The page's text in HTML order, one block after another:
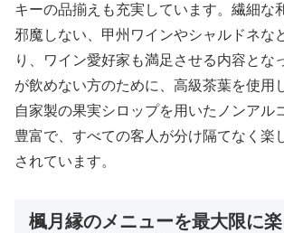
キーの品揃えも充実しています。繊細な
邪魔しない、甲州ワインやシャルドネな
り、ワイン愛好家も満足させる内容とな
が飲めない方のために、高級茶葉を使用
自家製の果実シロップを用いたノンアル
豊富で、すべての客人が分け隔てなく楽
されています。
楓月縁のメニューを最大限に